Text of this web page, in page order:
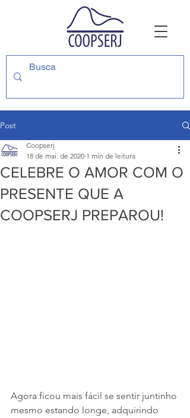
Post
CELEBRE O AMOR COM O
PRESENTE QUE A
COOPSERJ PREPAROU!
Coopserj
18 de mai. de 2020 1 min de leitura
Agora ficou mais fácil se sentir juntinho
mesmo estando longe, adquirindo